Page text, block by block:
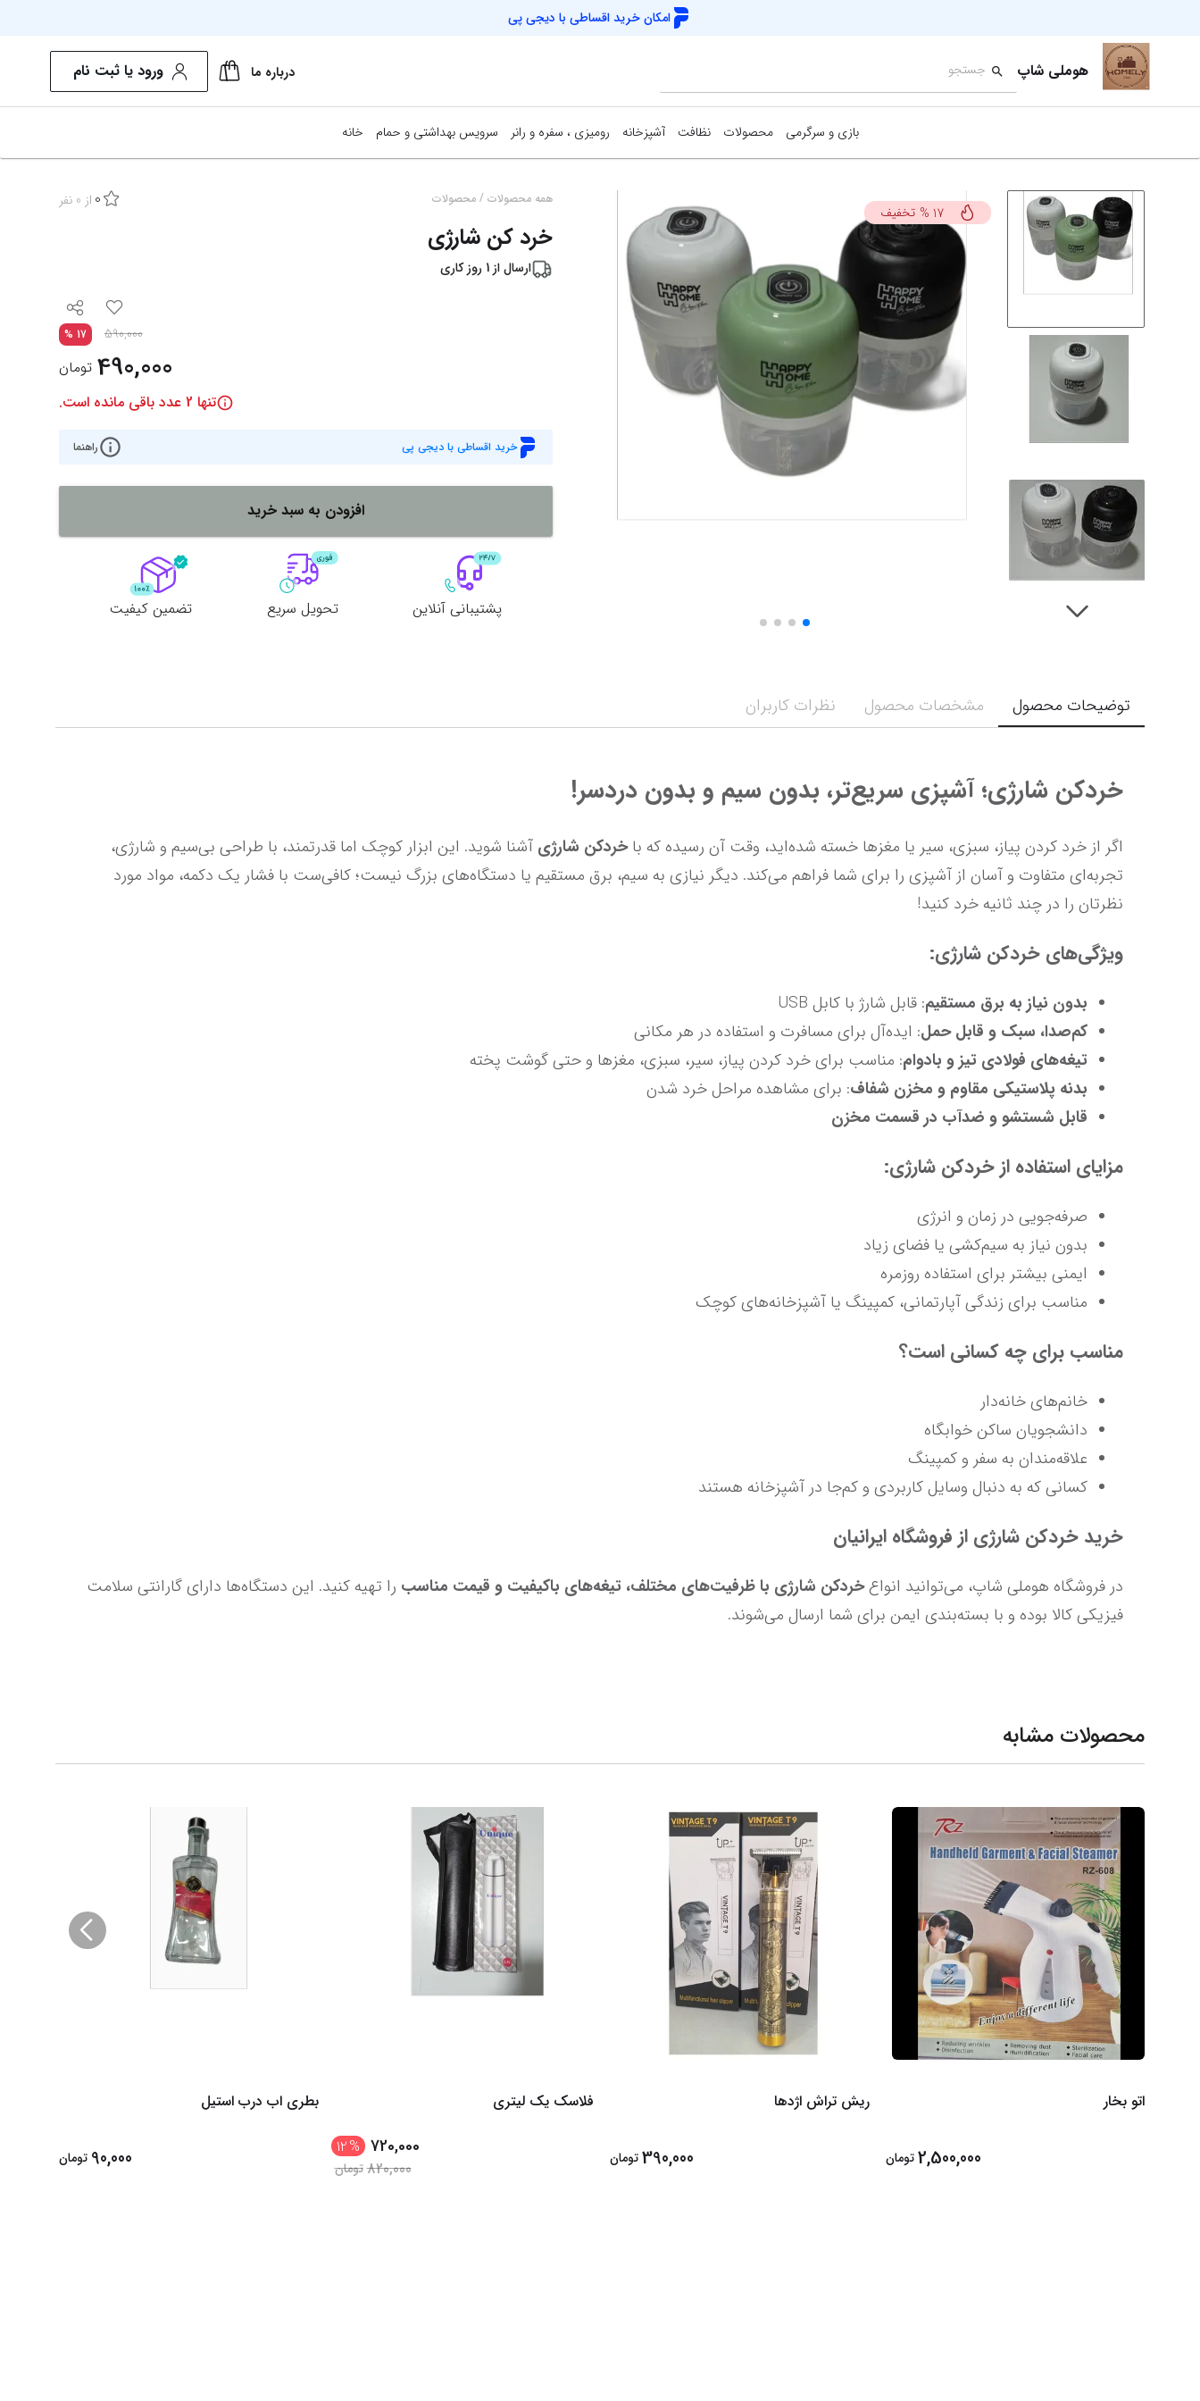
امکان خرید اقساطی با دیجی پی
هوملی شاپ درباره ما ورود یا ثبت نام
بازی و سرگرمی محصولات نظافت آشپزخانه رومیزی ، سفره و رانر سرویس بهداشتی و حمام خانه
17
% تخفیف %
همه محصولات / محصولات 0 از 0 نفر
خرد کن شارژی
ارسال از 1 روز کاری
590,000
17
%
490,000 تومان
تنها 2 عدد باقی مانده است.
خرید اقساطی با دیجی پی راهنما
افزودن به سبد خرید
پشتیبانی آنلاین تحویل سریع تضمین کیفیت
توضیحات محصول مشخصات محصول نظرات کاربران
خردکن شارژی؛ آشپزی سریع‌تر، بدون سیم و بدون دردسر!
اگر از خرد کردن پیاز، سبزی، سیر یا مغزها خسته شده‌اید، وقت آن رسیده که با خردکن شارژی
نظرتان را در چند ثانیه خرد کنید!
ویژگی‌های خردکن شارژی:
بدون نیاز به برق مستقیم: قابل شارژ با کابل USB
کم‌صدا، سبک و قابل حمل
: ایده‌آل برای مسافرت و استفاده در هر مکانی
تیغه‌های فولادی تیز و بادوام
: مناسب برای خرد کردن پیاز، سیر، سبزی، مغزها و حتی گوشت پخته
بدنه پلاستیکی مقاوم و مخزن شفاف: برای مشاهده مراحل خرد شدن
قابل شستشو و ضدآب در قسمت مخزن
مزایای استفاده از خردکن شارژی:
صرفه‌جویی در زمان و انرژی
بدون نیاز به سیم‌کشی یا فضای زیاد
ایمنی بیشتر برای استفاده روزمره
مناسب برای زندگی آپارتمانی، کمپینگ یا آشپزخانه‌های کوچک
مناسب برای چه کسانی است؟
خانم‌های خانه‌دار
دانشجویان ساکن خوابگاه
علاقه‌مندان به سفر و کمپینگ
کسانی که به دنبال وسایل کاربردی و کم‌جا در آشپزخانه هستند
خرید خردکن شارژی از فروشگاه ایرانیان
در فروشگاه هوملی شاپ، می‌توانید انواع خردکن شارژی با ظرفیت‌های مختلف، تیغه‌های باکیفیت و قیمت مناسب
فیزیکی کالا بوده و با بسته‌بندی ایمن برای شما ارسال می‌شوند.
محصولات مشابه
اتو بخار
2,500,000 تومان
ریش تراش اژدها
390,000تومان
فلاسک یک لیتری
720,000
%
12
820,000تومان
بطری اب درب استیل
90,000 تومان